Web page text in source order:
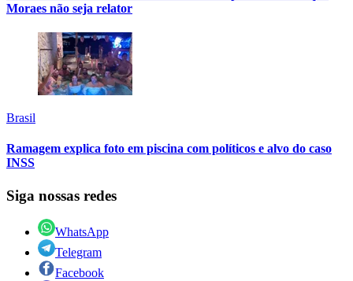
Moraes não seja relator
Brasil
Ramagem explica foto em piscina com políticos e alvo do caso
INSS
Siga nossas redes
WhatsApp
Telegram
Facebook